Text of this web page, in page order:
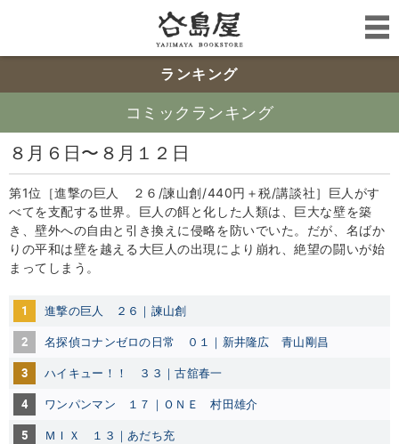
ランキング
コミックランキング
８月６日〜８月１２日
第1位［進撃の巨人 ２６/諫山創/440円＋税/講談社］巨人がす
べてを支配する世界。巨人の餌と化した人類は、巨大な壁を築
き、壁外への自由と引き換えに侵略を防いでいた。だが、名ばか
りの平和は壁を越える大巨人の出現により崩れ、絶望の闘いが始
まってしまう。
1 進撃の巨人 ２６｜諫山創
2 名探偵コナンゼロの日常 ０１｜新井隆広 青山剛昌
3 ハイキュー！！ ３３｜古舘春一
4 ワンパンマン １７｜ＯＮＥ 村田雄介
5 ＭＩＸ １３｜あだち充